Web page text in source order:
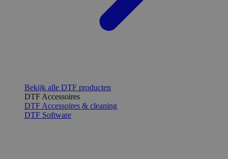
Bekijk alle DTF producten
DTF Accessoires
DTF Accessoires & cleaning
DTF Software